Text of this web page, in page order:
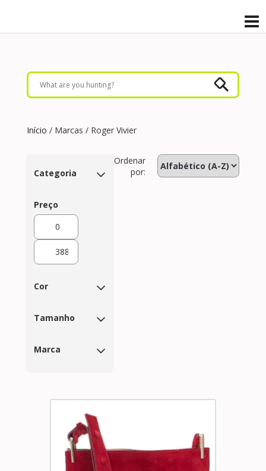
Início / Marcas / Roger Vivier
Categoria
Preço
Cor
Tamanho
Marca
Ordenar
por: